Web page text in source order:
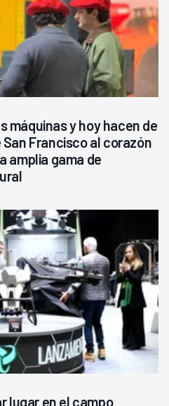
máquinas y hoy hacen de
Francisco al corazón
amplia gama de
lugar en el campo